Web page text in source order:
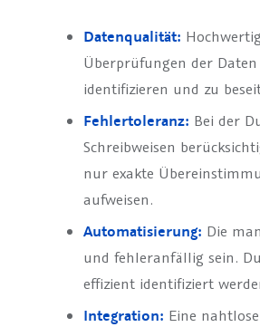
Datenqualität:
Überprüfungen der
identifizieren und zu
Fehlertoleranz: Bei der
Schreibweisen
nur exakte
aufweisen.
Automatisierung: Die
und fehleranfällig sein.
effizient identifiziert
Integration: Eine